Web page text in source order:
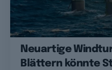
Neuartige
Blättern könnte